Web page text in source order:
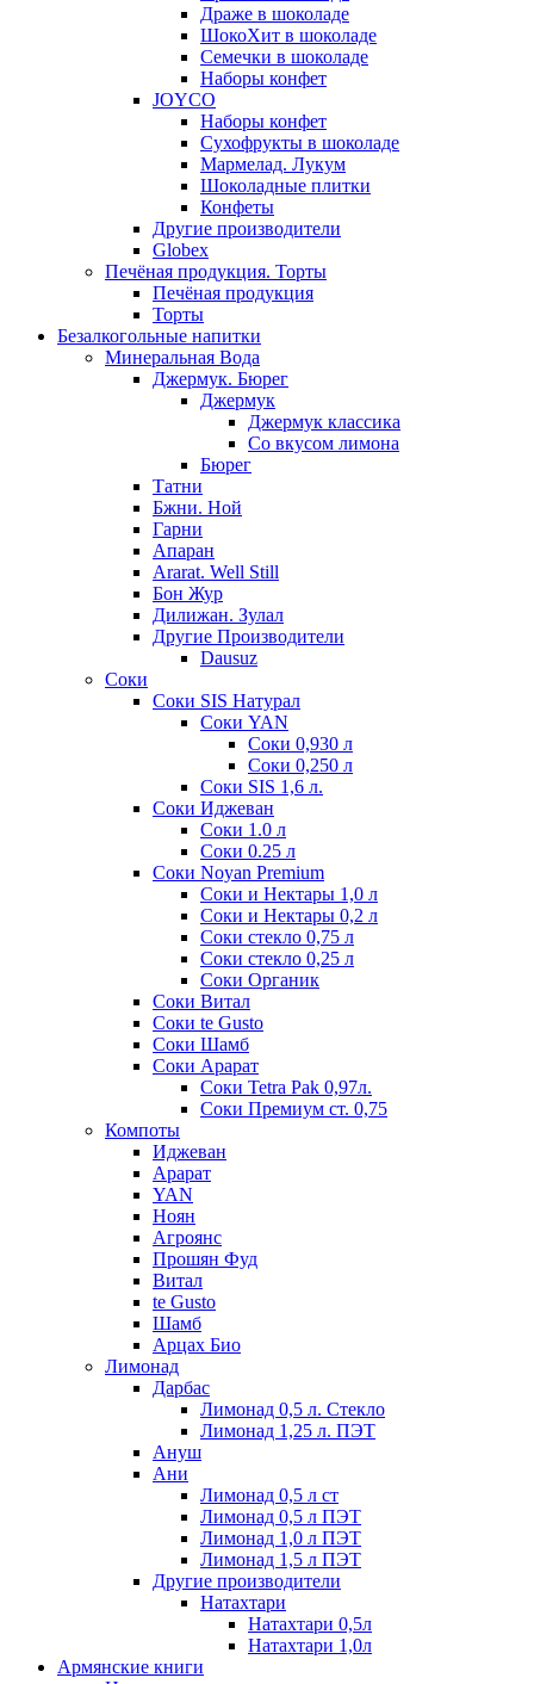
Драже в шоколаде
ШокоХит в шоколаде
Семечки в шоколаде
Наборы конфет
JOYCO
Наборы конфет
Сухофрукты в шоколаде
Мармелад. Лукум
Шоколадные плитки
Конфеты
Другие производители
Globex
Печёная продукция. Торты
Печёная продукция
Торты
Безалкогольные напитки
Минеральная Вода
Джермук. Бюрег
Джермук
Джермук классика
Со вкусом лимона
Бюрег
Татни
Бжни. Ной
Гарни
Апаран
Ararat. Well Still
Бон Жур
Дилижан. Зулал
Другие Производители
Dausuz
Соки
Соки SIS Натурал
Соки YAN
Соки 0,930 л
Соки 0,250 л
Соки SIS 1,6 л.
Соки Иджеван
Соки 1.0 л
Соки 0.25 л
Соки Noyan Premium
Соки и Нектары 1,0 л
Соки и Нектары 0,2 л
Соки стекло 0,75 л
Соки стекло 0,25 л
Соки Органик
Соки Витал
Соки te Gusto
Соки Шамб
Соки Арарат
Соки Tetra Pak 0,97л.
Соки Премиум ст. 0,75
Компоты
Иджеван
Арарат
YAN
Ноян
Агроянс
Прошян Фуд
Витал
te Gusto
Шамб
Арцах Био
Лимонад
Дарбас
Лимонад 0,5 л. Стекло
Лимонад 1,25 л. ПЭТ
Ануш
Ани
Лимонад 0,5 л ст
Лимонад 0,5 л ПЭТ
Лимонад 1,0 л ПЭТ
Лимонад 1,5 л ПЭТ
Другие производители
Натахтари
Натахтари 0,5л
Натахтари 1,0л
Армянские книги